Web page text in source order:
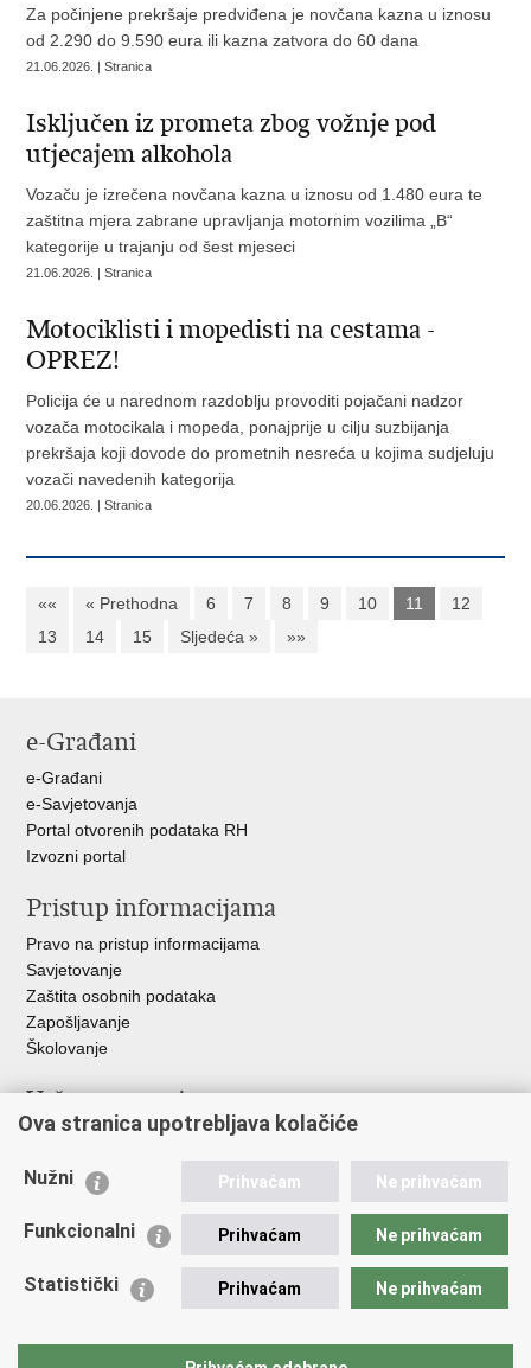
Za počinjene prekršaje predviđena je novčana kazna u iznosu
od 2.290 do 9.590 eura ili kazna zatvora do 60 dana
21.06.2026. | Stranica
Isključen iz prometa zbog vožnje pod
utjecajem alkohola
Vozaču je izrečena novčana kazna u iznosu od 1.480 eura te
zaštitna mjera zabrane upravljanja motornim vozilima „B“
kategorije u trajanju od šest mjeseci
21.06.2026. | Stranica
Motociklisti i mopedisti na cestama -
OPREZ!
Policija će u narednom razdoblju provoditi pojačani nadzor
vozača motocikala i mopeda, ponajprije u cilju suzbijanja
prekršaja koji dovode do prometnih nesreća u kojima sudjeluju
vozači navedenih kategorija
20.06.2026. | Stranica
«« « Prethodna 6 7 8 9 10 11
12
13
14 15 Sljedeća » »»
e-Građani
e-Građani
e-Savjetovanja
Portal otvorenih podataka RH
Izvozni portal
Pristup informacijama
Pravo na pristup informacijama
Savjetovanje
Zaštita osobnih podataka
Zapošljavanje
Školovanje
Važne poveznice
Ministarstvo unutarnjih poslova
Udruge
Policijska akademija
Zaklada policijske solidarnosti
Vučetić"
Ova stranica upotrebljava kolačiće
Nužni Prihvaćam Ne prihvaćam
Funkcionalni Prihvaćam Ne prihvaćam
Statistički Prihvaćam Ne prihvaćam